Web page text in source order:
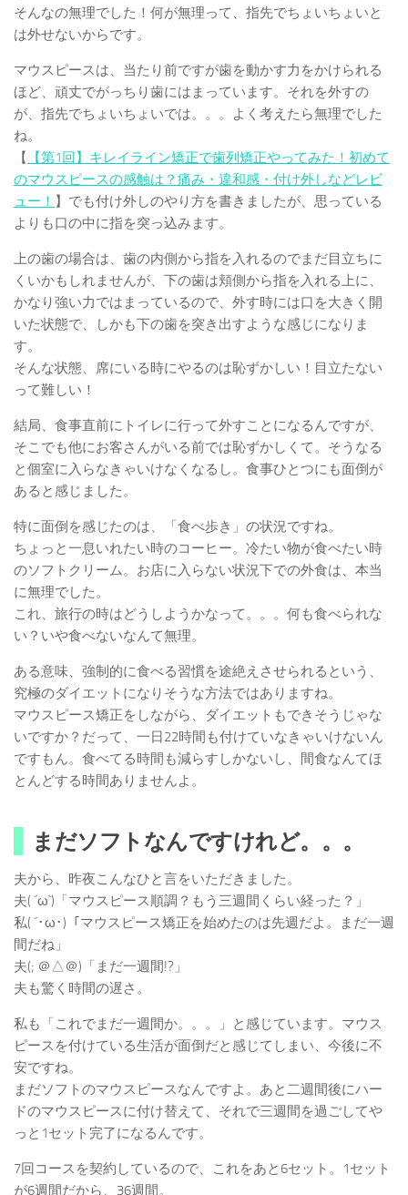
そんなの無理でした！何が無理って、指先でちょいちょいと
は外せないからです。
マウスピースは、当たり前ですが歯を動かす力をかけられる
ほど、頑丈でがっちり歯にはまっています。それを外すの
が、指先でちょいちょいでは。。。よく考えたら無理でした
ね。
【
【第1回】キレイライン矯正で歯列矯正やってみた！初めて
のマウスピースの感触は？痛み・違和感・付け外しなどレビ
ュー！ 】でも付け外しのやり方を書きましたが、思っている
よりも口の中に指を突っ込みます。
上の歯の場合は、歯の内側から指を入れるのでまだ目立ちに
くいかもしれませんが、下の歯は頬側から指を入れる上に、
かなり強い力ではまっているので、外す時には口を大きく開
いた状態で、しかも下の歯を突き出すような感じになりま
す。
そんな状態、席にいる時にやるのは恥ずかしい！目立たない
って難しい！
結局、食事直前にトイレに行って外すことになるんですが、
そこでも他にお客さんがいる前では恥ずかしくて。そうなる
と個室に入らなきゃいけなくなるし。食事ひとつにも面倒が
あると感じました。
特に面倒を感じたのは、「食べ歩き」の状況ですね。
ちょっと一息いれたい時のコーヒー。冷たい物が食べたい時
のソフトクリーム。お店に入らない状況下での外食は、本当
に無理でした。
これ、旅行の時はどうしようかなって。。。何も食べられな
い？いや食べないなんて無理。
ある意味、強制的に食べる習慣を途絶えさせられるという、
究極のダイエットになりそうな方法ではありますね。
マウスピース矯正をしながら、ダイエットもできそうじゃな
いですか？だって、一日22時間も付けていなきゃいけないん
ですもん。食べてる時間も減らすしかないし、間食なんてほ
とんどする時間ありませんよ。
まだソフトなんですけれど。。。
夫から、昨夜こんなひと言をいただきました。
夫( ´ω`)「マウスピース順調？もう三週間くらい経った？」
私( ´･ω･)「マウスピース矯正を始めたのは先週だよ。まだ一週
間だね」
夫(; ＠△＠)「まだ一週間!?」
夫も驚く時間の遅さ。
私も「これでまだ一週間か。。。」と感じています。マウス
ピースを付けている生活が面倒だと感じてしまい、今後に不
安ですね。
まだソフトのマウスピースなんですよ。あと二週間後にハー
ドのマウスピースに付け替えて、それで三週間を過ごしてや
っと1セット完了になるんです。
7回コースを契約しているので、これをあと6セット。1セット
が6週間だから、36週間。